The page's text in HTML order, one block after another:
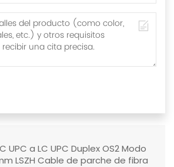
UPC a LC UPC Duplex OS2 Modo
LSZH Cable de parche de fibra